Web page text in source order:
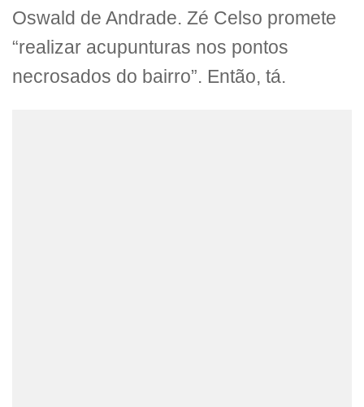
Oswald de Andrade. Zé Celso promete
“realizar acupunturas nos pontos
necrosados do bairro”. Então, tá.